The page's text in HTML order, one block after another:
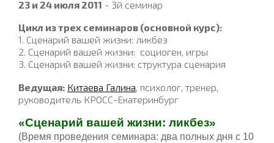
23 и 24 июля 2011 - 3й семинар
Цикл из трех семинаров (основной курс):
1. Сценарий вашей жизни: ликбез
2. Сценарий вашей жизни: социоген, игры
3. Сценарий вашей жизни: структура сценария
Ведущая: Китаева Галина , психолог, тренер,
руководитель КРОСС-Екатеринбург
«Сценарий вашей жизни: ликбез»
(Время проведения семинара: два полных дня с 10